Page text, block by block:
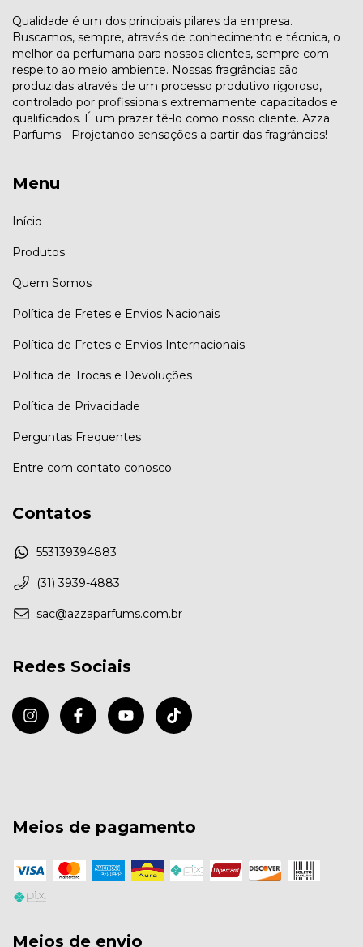
Qualidade é um dos principais pilares da empresa.
Buscamos, sempre, através de conhecimento e técnica, o
melhor da perfumaria para nossos clientes, sempre com
respeito ao meio ambiente. Nossas fragrâncias são
produzidas através de um processo produtivo rigoroso,
controlado por profissionais extremamente capacitados e
qualificados. É um prazer tê-lo como nosso cliente. Azza
Parfums - Projetando sensações a partir das fragrâncias!
Menu
Início
Produtos
Quem Somos
Política de Fretes e Envios Nacionais
Política de Fretes e Envios Internacionais
Política de Trocas e Devoluções
Política de Privacidade
Perguntas Frequentes
Entre com contato conosco
Contatos
553139394883
(31) 3939-4883
sac@azzaparfums.com.br
Redes Sociais
Meios de pagamento
Meios de envio